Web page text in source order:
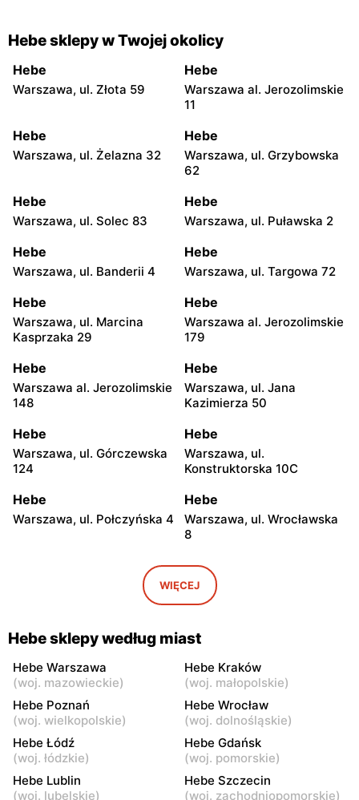
Hebe sklepy w Twojej okolicy
Hebe
Warszawa, ul. Złota 59
Hebe
Warszawa al. Jerozolimskie
11
Hebe
Warszawa, ul. Żelazna 32
Hebe
Warszawa, ul. Grzybowska
62
Hebe
Warszawa, ul. Solec 83
Hebe
Warszawa, ul. Puławska 2
Hebe
Warszawa, ul. Banderii 4
Hebe
Warszawa, ul. Targowa 72
Hebe
Warszawa, ul. Marcina
Kasprzaka 29
Hebe
Warszawa al. Jerozolimskie
179
Hebe
Warszawa al. Jerozolimskie
148
Hebe
Warszawa, ul. Jana
Kazimierza 50
Hebe
Warszawa, ul. Górczewska
124
Hebe
Warszawa, ul.
Konstruktorska 10C
Hebe
Warszawa, ul. Połczyńska 4
Hebe
Warszawa, ul. Wrocławska
8
Warszawa, ul. Rembielińska
Hebe
Warszawa, ul. Grochowska
129
Hebe
Warszawa, ul. Jana
Kasprowicza 48
Hebe
Chrobrego 4
Warszawa, ul. Lazurowa
71a
Warszawa, ul. Jubilerska
1/3
Hebe
Warszawa, ul.
Hebe
Warszawa al.
WIĘCEJ
Hebe sklepy według miast
Hebe Warszawa
(woj. mazowieckie)
Hebe Kraków
(woj. małopolskie)
Hebe Poznań
(woj. wielkopolskie)
Hebe Wrocław
(woj. dolnośląskie)
Hebe Łódź
(woj. łódzkie)
Hebe Gdańsk
(woj. pomorskie)
Hebe Lublin
(woj. lubelskie)
Hebe Szczecin
(woj. zachodniopomorskie)